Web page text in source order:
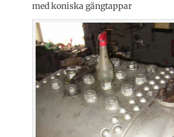
med koniska gängtappar